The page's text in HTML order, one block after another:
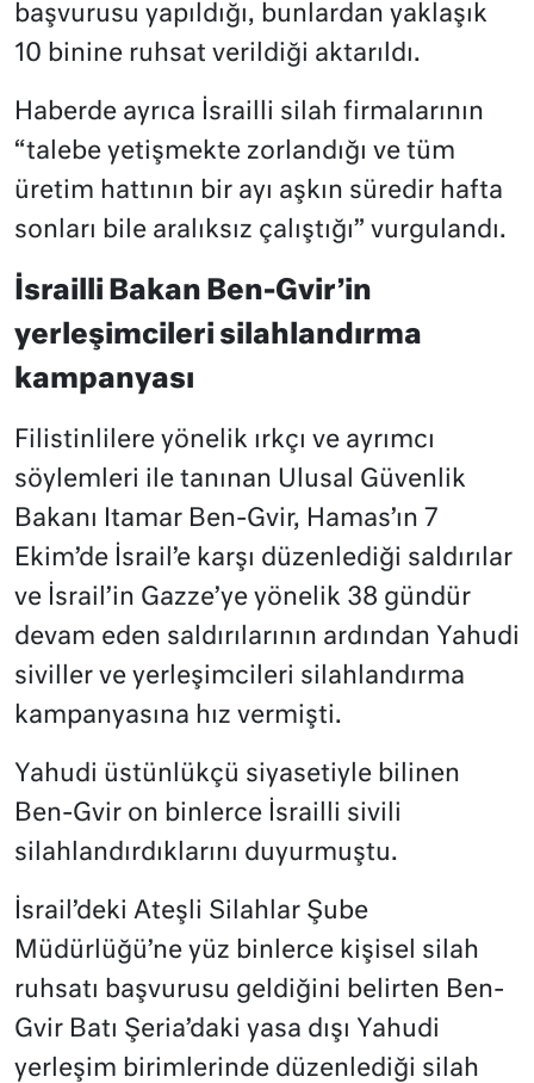
başvurusu yapıldığı, bunlardan yaklaşık
10 binine ruhsat verildiği aktarıldı.
Haberde ayrıca İsrailli silah firmalarının
“talebe yetişmekte zorlandığı ve tüm
üretim hattının bir ayı aşkın süredir hafta
sonları bile aralıksız çalıştığı” vurgulandı.
İsrailli Bakan Ben-Gvir’in
yerleşimcileri silahlandırma
kampanyası
Filistinlilere yönelik ırkçı ve ayrımcı
söylemleri ile tanınan Ulusal Güvenlik
Bakanı Itamar Ben-Gvir, Hamas’ın 7
Ekim’de İsrail’e karşı düzenlediği saldırılar
ve İsrail’in Gazze’ye yönelik 38 gündür
devam eden saldırılarının ardından Yahudi
siviller ve yerleşimcileri silahlandırma
kampanyasına hız vermişti.
Yahudi üstünlükçü siyasetiyle bilinen
Ben-Gvir on binlerce İsrailli sivili
silahlandırdıklarını duyurmuştu.
İsrail’deki Ateşli Silahlar Şube
Müdürlüğü’ne yüz binlerce kişisel silah
ruhsatı başvurusu geldiğini belirten Ben-
Gvir Batı Şeria’daki yasa dışı Yahudi
yerleşim birimlerinde düzenlediği silah